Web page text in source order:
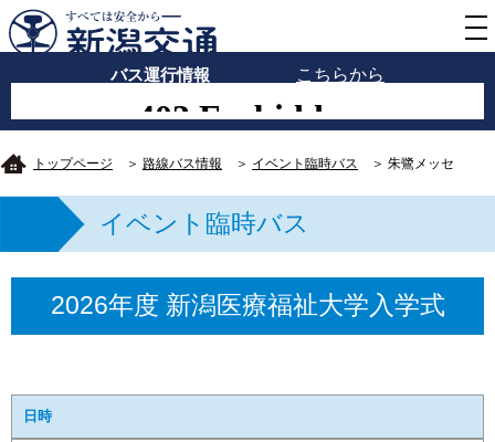
バス運行情報 こちらから
トップページ ＞ 路線バス情報 ＞ イベント臨時バス ＞ 朱鷺メッセ
イベント臨時バス
2026年度 新潟医療福祉大学入学式
日時